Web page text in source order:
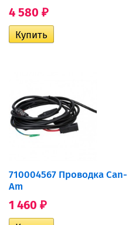
4 580 ₽
710004567 Проводка Can-
Am
1 460 ₽